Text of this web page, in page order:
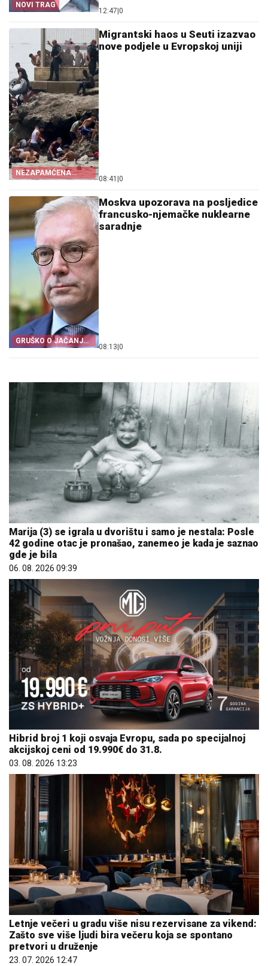
NOVI TRAG
12:47 0
NEZAPAMĆENA
KRIZA
Migrantski haos u Seuti izazvao
nove podjele u Evropskoj uniji
08:41 0
GRUŠKO O JAČANJU
NJEMAČKE
Moskva upozorava na posljedice
francusko-njemačke nuklearne
saradnje
08:13 0
Marija (3) se igrala u dvorištu i samo je nestala: Posle
42 godine otac je pronašao, zanemeo je kada je saznao
gde je bila
06. 08. 2026 09:39
Hibrid broj 1 koji osvaja Evropu, sada po specijalnoj
akcijskoj ceni od 19.990€ do 31.8.
03. 08. 2026 13:23
Letnje večeri u gradu više nisu rezervisane za vikend:
Zašto sve više ljudi bira večeru koja se spontano
pretvori u druženje
23. 07. 2026 12:47